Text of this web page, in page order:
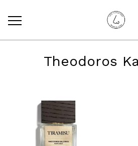
Theodoros